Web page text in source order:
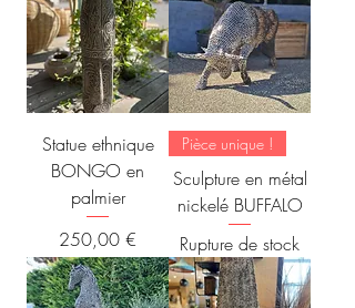
Statue ethnique
BONGO en
palmier
Prix
250,00 €
Pièce unique !
Sculpture en métal
nickelé BUFFALO
Rupture de stock